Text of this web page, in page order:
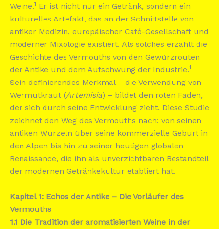
Weine.1 Er ist nicht nur ein Getränk, sondern ein
kulturelles Artefakt, das an der Schnittstelle von
antiker Medizin, europäischer Café-Gesellschaft und
moderner Mixologie existiert. Als solches erzählt die
Geschichte des Vermouths von den Gewürzrouten
der Antike und dem Aufschwung der Industrie.1
Sein definierendes Merkmal – die Verwendung von
Wermutkraut (Artemisia) – bildet den roten Faden,
der sich durch seine Entwicklung zieht. Diese Studie
zeichnet den Weg des Vermouths nach: von seinen
antiken Wurzeln über seine kommerzielle Geburt in
den Alpen bis hin zu seiner heutigen globalen
Renaissance, die ihn als unverzichtbaren Bestandteil
der modernen Getränkekultur etabliert hat.
Kapitel 1: Echos der Antike – Die Vorläufer des
Vermouths
1.1 Die Tradition der aromatisierten Weine in der